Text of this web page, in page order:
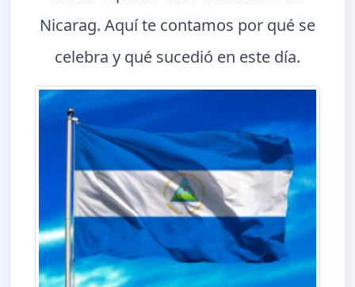
Nicarag. Aquí te contamos por qué se
celebra y qué sucedió en este día.